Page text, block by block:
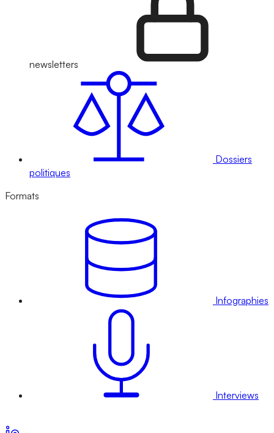
newsletters
Dossiers
politiques
Formats
Infographies
Interviews